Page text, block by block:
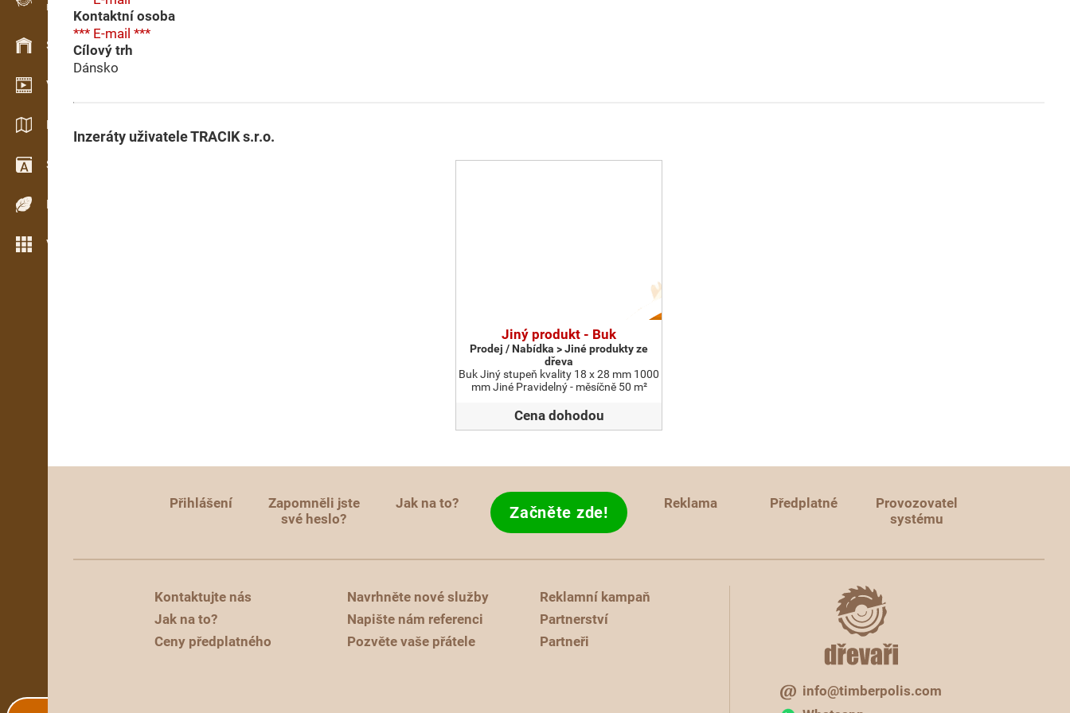
Evidence dřeva v terénu
Skladové hospodářství
Video showroom
Katalogy / Brožury
Slovník
Dřeviny
Více možností
Kontaktní osoba
*** E-mail ***
Cílový trh
Dánsko
Inzeráty uživatele TRACIK s.r.o.
Jiný produkt - Buk
Prodej / Nabídka > Jiné produkty ze
dřeva
Buk Jiný stupeň kvality 18 x 28 mm 1000
mm Jiné Pravidelný - měsíčně 50 m²
Cena dohodou
Přihlášení
Zapomněli jste
své heslo?
Jak na to? Začněte zde! Reklama Předplatné
Provozovatel
systému
Kontaktujte nás
Jak na to?
Ceny předplatného
Navrhněte nové služby
Napište nám referenci
Pozvěte vaše přátele
Reklamní kampaň
Partnerství
Partneři
info@timberpolis.com